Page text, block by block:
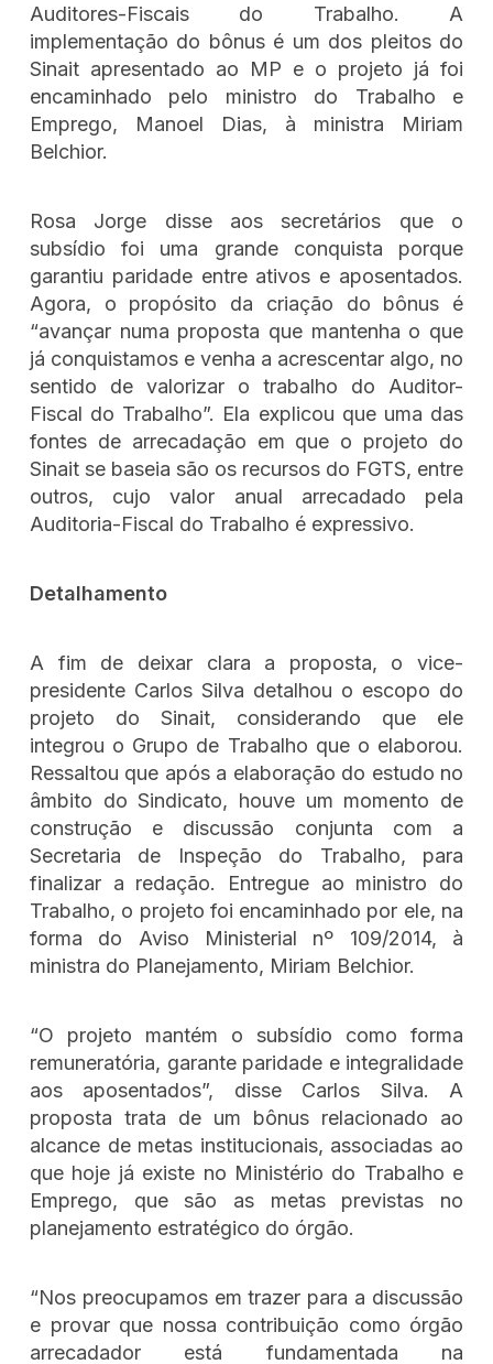
Auditores-Fiscais do Trabalho. A
implementação do bônus é um dos pleitos do
Sinait apresentado ao MP e o projeto já foi
encaminhado pelo ministro do Trabalho e
Emprego, Manoel Dias, à ministra Miriam
Belchior.
Rosa Jorge disse aos secretários que o
subsídio foi uma grande conquista porque
garantiu paridade entre ativos e aposentados.
Agora, o propósito da criação do bônus é
“avançar numa proposta que mantenha o que
já conquistamos e venha a acrescentar algo, no
sentido de valorizar o trabalho do Auditor-
Fiscal do Trabalho”. Ela explicou que uma das
fontes de arrecadação em que o projeto do
Sinait se baseia são os recursos do FGTS, entre
outros, cujo valor anual arrecadado pela
Auditoria-Fiscal do Trabalho é expressivo.
Detalhamento
A fim de deixar clara a proposta, o vice-
presidente Carlos Silva detalhou o escopo do
projeto do Sinait, considerando que ele
integrou o Grupo de Trabalho que o elaborou.
Ressaltou que após a elaboração do estudo no
âmbito do Sindicato, houve um momento de
construção e discussão conjunta com a
Secretaria de Inspeção do Trabalho, para
finalizar a redação. Entregue ao ministro do
Trabalho, o projeto foi encaminhado por ele, na
forma do Aviso Ministerial nº 109/2014, à
ministra do Planejamento, Miriam Belchior.
“O projeto mantém o subsídio como forma
remuneratória, garante paridade e integralidade
aos aposentados”, disse Carlos Silva. A
proposta trata de um bônus relacionado ao
alcance de metas institucionais, associadas ao
que hoje já existe no Ministério do Trabalho e
Emprego, que são as metas previstas no
planejamento estratégico do órgão.
“Nos preocupamos em trazer para a discussão
e provar que nossa contribuição como órgão
arrecadador está fundamentada na